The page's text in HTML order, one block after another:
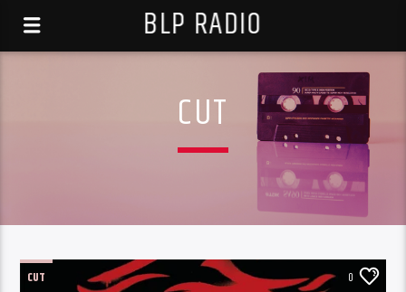
BLP RADIO
CUT
CUT 0